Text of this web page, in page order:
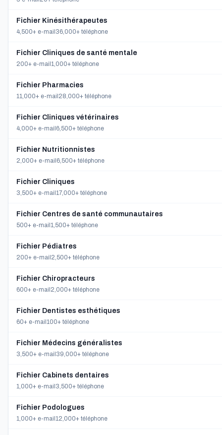
Fichier Kinésithérapeutes
4,500+ e-mail 36,000+ téléphone
Fichier Cliniques de santé mentale
200+ e-mail 1,000+ téléphone
Fichier Pharmacies
11,000+ e-mail 28,000+ téléphone
Fichier Cliniques vétérinaires
4,000+ e-mail 6,500+ téléphone
Fichier Nutritionnistes
2,000+ e-mail 6,500+ téléphone
Fichier Cliniques
3,500+ e-mail 17,000+ téléphone
Fichier Centres de santé communautaires
500+ e-mail 1,500+ téléphone
Fichier Pédiatres
200+ e-mail 2,500+ téléphone
Fichier Chiropracteurs
600+ e-mail 2,000+ téléphone
Fichier Dentistes esthétiques
60+ e-mail 100+ téléphone
Fichier Médecins généralistes
3,500+ e-mail 39,000+ téléphone
Fichier Cabinets dentaires
1,000+ e-mail 3,500+ téléphone
Fichier Podologues
1,000+ e-mail 12,000+ téléphone